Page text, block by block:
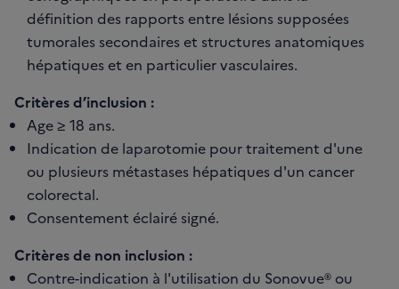
définition des rapports entre lésions supposées
tumorales secondaires et structures anatomiques
hépatiques et en particulier vasculaires.
Critères d’inclusion :
Age ≥ 18 ans.
Indication de laparotomie pour traitement d'une
ou plusieurs métastases hépatiques d'un cancer
colorectal.
Consentement éclairé signé.
Critères de non inclusion :
Contre-indication à l'utilisation du Sonovue® ou